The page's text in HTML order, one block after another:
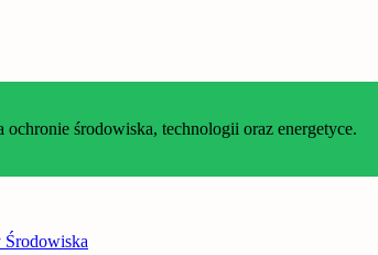
środowiska, technologii oraz energetyce.